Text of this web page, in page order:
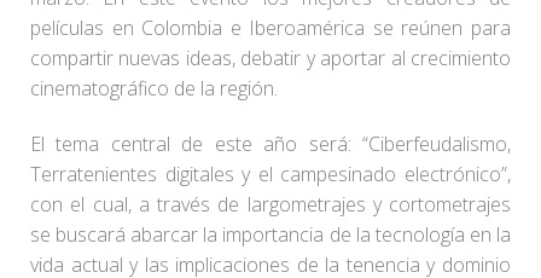
películas en Colombia e Iberoamérica se reúnen para
compartir nuevas ideas, debatir y aportar al crecimiento
cinematográfico de la región.
El tema central de este año será: “Ciberfeudalismo,
Terratenientes digitales y el campesinado electrónico”,
con el cual, a través de largometrajes y cortometrajes
se buscará abarcar la importancia de la tecnología en la
vida actual y las implicaciones de la tenencia y dominio